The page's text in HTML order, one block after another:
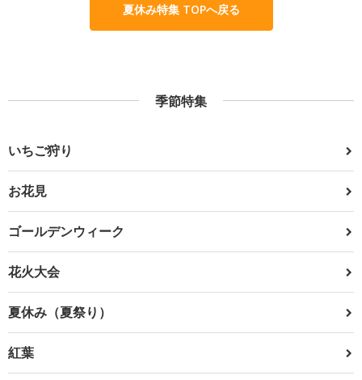
夏休み特集 TOPへ戻る
季節特集
いちご狩り
お花見
ゴールデンウィーク
花火大会
夏休み（夏祭り）
紅葉